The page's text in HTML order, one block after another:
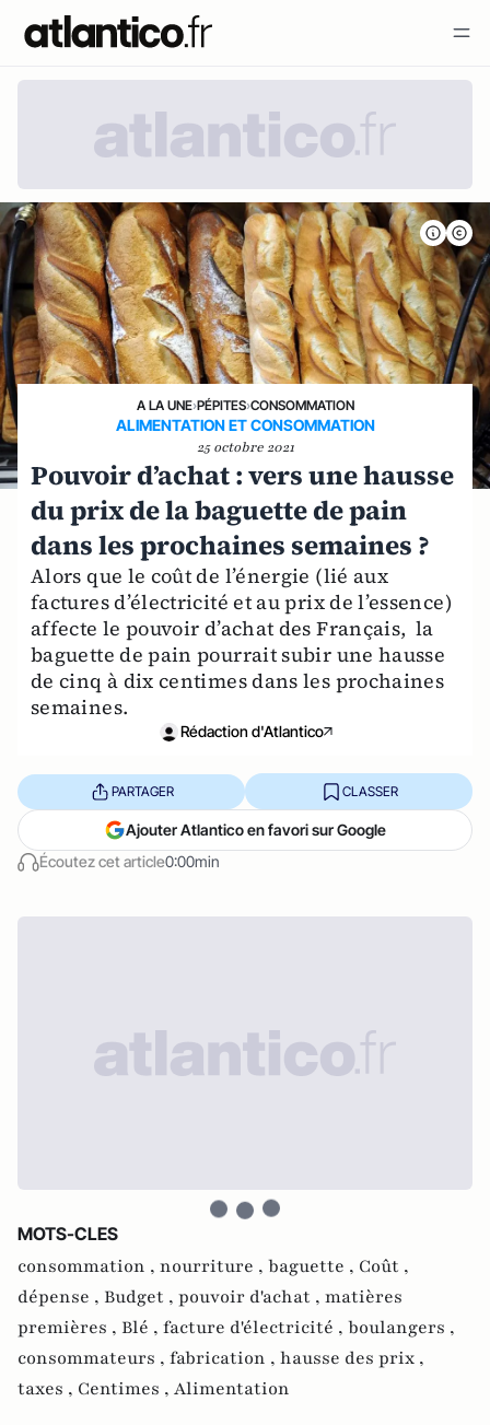
A LA UNE›PÉPITES›CONSOMMATION
ALIMENTATION ET CONSOMMATION
25 octobre 2021
Pouvoir d’achat : vers une hausse
du prix de la baguette de pain
dans les prochaines semaines ?
Alors que le coût de l’énergie (lié aux
factures d’électricité et au prix de l’essence)
affecte le pouvoir d’achat des Français, la
baguette de pain pourrait subir une hausse
de cinq à dix centimes dans les prochaines
semaines.
Rédaction d'Atlantico
Écoutez cet article0:00min
PARTAGER CLASSER
Ajouter Atlantico en favori sur Google
MOTS-CLES
consommation , nourriture , baguette , Coût ,
dépense , Budget , pouvoir d'achat , matières
premières , Blé , facture d'électricité , boulangers ,
consommateurs , fabrication , hausse des prix ,
taxes , Centimes , Alimentation